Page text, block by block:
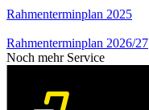
Rahmenterminplan 2025
Rahmenterminplan 2026/27
Noch mehr Service